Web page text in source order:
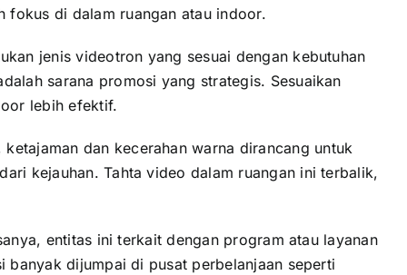
fokus di dalam ruangan atau indoor.
jenis videotron yang sesuai dengan kebutuhan
sarana promosi yang strategis. Sesuaikan
lebih efektif.
dan kecerahan warna dirancang untuk
kejauhan. Tahta video dalam ruangan ini terbalik,
entitas ini terkait dengan program atau layanan
dijumpai di pusat perbelanjaan seperti